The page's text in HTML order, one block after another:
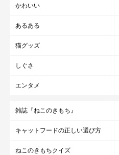
かわいい
あるある
猫グッズ
しぐさ
エンタメ
雑誌『ねこのきもち』
キャットフードの正しい選び方
ねこのきもちクイズ